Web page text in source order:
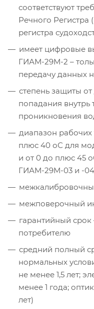
соответствуют
Речного Регистра
регистра
имеет цифровые
ГИАМ-29М-2 –
передачу данных
степень защиты
попадания внутрь
проникновения
диапазон рабочих
плюс 40 оС для
и от 0 до плюс 45
ГИАМ-29М-03 и -04
межповерочный
гарантийный срок
потребителю
средний полный
нормальных
не менее 1,5 лет;
менее 1 года;
лет)